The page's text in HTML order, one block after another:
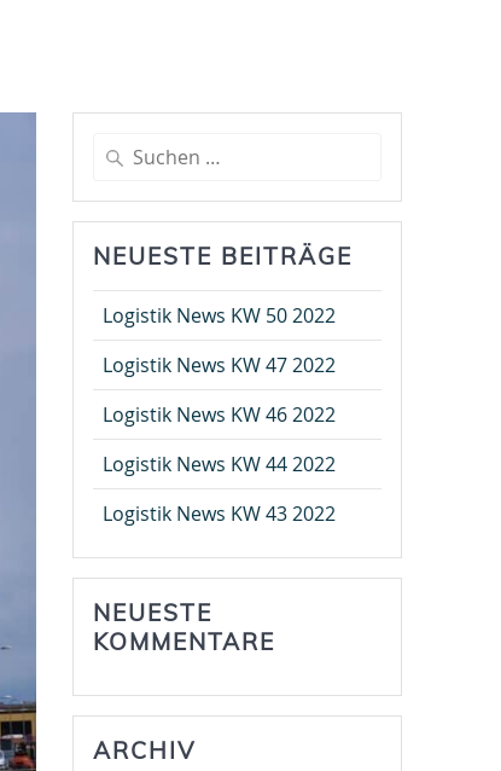
Suche
nach:
NEUESTE BEITRÄGE
Logistik News KW 50 2022
Logistik News KW 47 2022
Logistik News KW 46 2022
Logistik News KW 44 2022
Logistik News KW 43 2022
NEUESTE
KOMMENTARE
ARCHIV